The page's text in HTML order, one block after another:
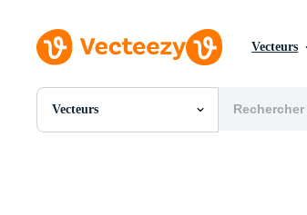
Vecteurs
Vecteurs
Toutes Images